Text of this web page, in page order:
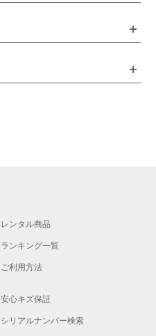
レンタル商品
ランキング一覧
ご利用方法
安心キズ保証
シリアルナンバー検索